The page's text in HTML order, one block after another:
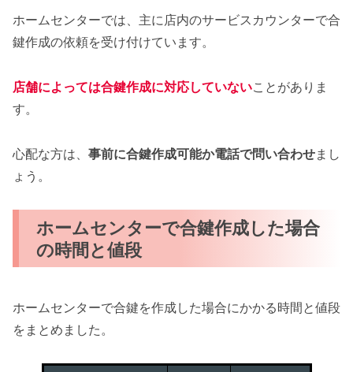
ホームセンターでは、主に店内のサービスカウンターで合
鍵作成の依頼を受け付けています。
店舗によっては合鍵作成に対応していないことがありま
す。
心配な方は、 事前に合鍵作成可能か電話で問い合わせまし
ょう。
ホームセンターで合鍵作成した場合
の時間と値段
ホームセンターで合鍵を作成した場合にかかる時間と値段
をまとめました。